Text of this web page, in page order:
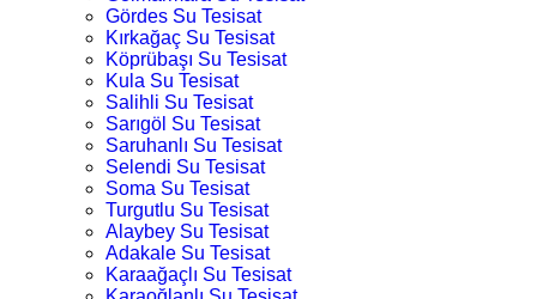
Gördes Su Tesisat
Kırkağaç Su Tesisat
Köprübaşı Su Tesisat
Kula Su Tesisat
Salihli Su Tesisat
Sarıgöl Su Tesisat
Saruhanlı Su Tesisat
Selendi Su Tesisat
Soma Su Tesisat
Turgutlu Su Tesisat
Alaybey Su Tesisat
Adakale Su Tesisat
Karaağaçlı Su Tesisat